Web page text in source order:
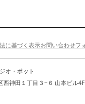
に基づく表示お問い合わせフ
オ・ポット
神田１丁目３−６ 山本ビル